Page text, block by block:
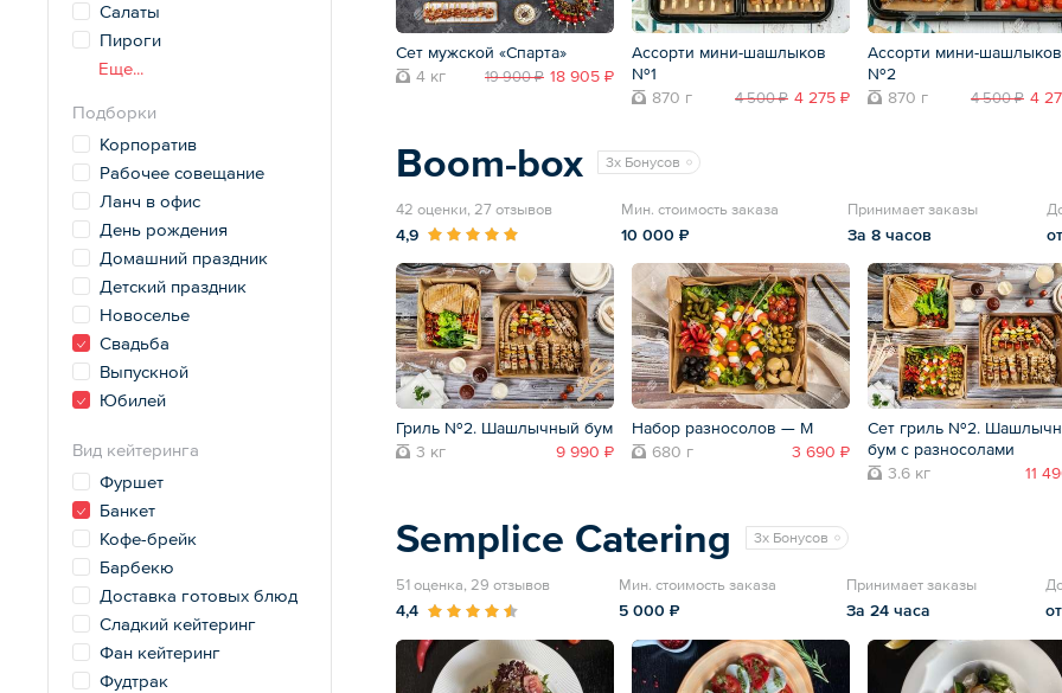
Салаты
Пироги
Еще...
Подборки
Корпоратив
Рабочее совещание
Ланч в офис
День рождения
Домашний праздник
Детский праздник
Новоселье
Свадьба
Выпускной
Юбилей
Вид кейтеринга
Фуршет
Банкет
Кофе-брейк
Барбекю
Доставка готовых блюд
Сладкий кейтеринг
Фан кейтеринг
Фудтрак
Сет мужской «Спарта»
4 кг
19 900 ₽ 18 905 ₽
Ассорти мини-шашлыков
№1
870 г
4 500 ₽ 4 275 ₽
Ассорти мини-шашлыков
№2
870 г
4 500 ₽ 4
Boom-box 3x Бонусов
42 оценки, 27 отзывов
4,9
Мин. стоимость заказа
10 000 ₽
Принимает заказы
За 8 часов
Гриль №2. Шашлычный бум
3 кг
9 990 ₽
Набор разносолов — M
680 г
3 690 ₽
Сет гриль №2.
бум с разносолами
3.6 кг
11
Semplice Catering 3x Бонусов
51 оценка, 29 отзывов
4,4
Мин. стоимость заказа
5 000 ₽
Принимает заказы
За 24 часа